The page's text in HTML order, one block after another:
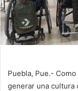
Puebla, Pue.-
generar una cultura